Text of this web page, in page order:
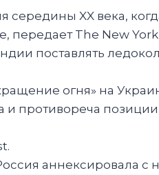
XX века,
передает The New
поставлять
огня» на
противореча
аннексировала с